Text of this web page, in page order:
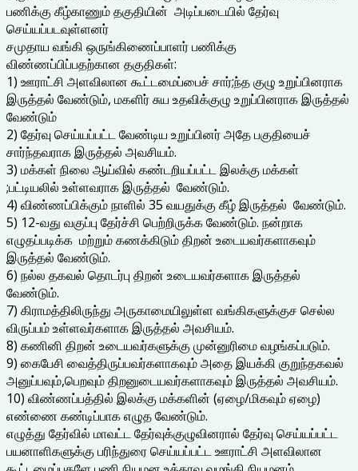
பணிக்கு கீழ்காணும் தகுதியின் அடிப்படையில் தேர்வு
செய்யப்படவுள்ளனர்
சமுதாய வங்கி ஒருங்கிணைப்பாளர் பணிக்கு
விண்ணப்பிப்பதற்கான தகுதிகள்:
1) ஊராட்சி அளவிலான கூட்டமைப்பைச் சார்;ந்த குழு உறுப்பினராக
இருத்தல் வேண்டும், மகளிர் சுய உதவிக்குழு உறுப்பினராக இருத்தல்
வேண்டும்
2) தேர்வு செய்யப்பட்ட வேண்டிய உறுப்பினர் அதே பகுதியைச்
சார்ந்தவராக இருத்தல் அவசியம்.
3) மக்கள் நிலை ஆய்வில் கண்டறியப்பட்ட இலக்கு மக்கள்
;பட்டியலில் உள்ளவராக இருத்தல் வேண்டும்.
4) விண்ணப்பிக்கும் நாளில் 35 வயதுக்கு கீழ் இருத்தல் வேண்டும்.
5) 12-வது வகுப்பு தேர்ச்சி பெற்றிருக்க வேண்டும். நன்றாக
எழுதப்படிக்க மற்றும் கணக்கிடும் திறன் உடையவர்களாகவும்
இருத்தல் வேண்டும்.
6) நல்ல தகவல் தொடர்பு திறன் உடையவர்களாக இருத்தல்
வேண்டும்.
7) கிராமத்திலிருந்து அருகாமையிலுள்ள வங்கிகளுக்குச செல்ல
விருப்பம் உள்ளவர்களாக இருத்தல் அவசியம்.
8) கணினி திறன் உடையவர்களுக்கு முன்னுரிமை வழங்கப்படும்.
9) கைபேசி வைத்திருப்பவர்களாகவும் அதை இயக்கி குறுந்தகவல்
அனுப்பவும்,பெறவும் திறனுடையவர்களாகவும் இருத்தல் அவசியம்.
10) விண்ணப்பத்தில் இலக்கு மக்களின் (ஏழை/மிகவும் ஏழை)
எண்ணை கண்டிப்பாக எழுத வேண்டும்.
எழுத்து தேர்வில் மாவட்ட தேர்வுக்குழுவினரால் தேர்வு செய்யப்பட்ட
பயனாளிகளுக்கு பரிந்துரை செய்யப்பட்ட ஊராட்சி அளவிலான